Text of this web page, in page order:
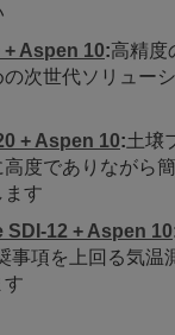
Aspen 10:高精度
の次世代ソリュー
+ Aspen 10:土壌
高度でありながら
ます
12 + Aspen 10
事項を上回る気温
す